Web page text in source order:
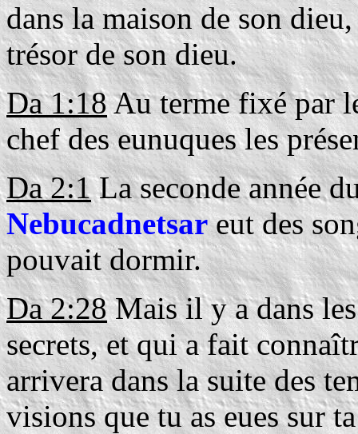
dans la maison de son
trésor de son dieu.
Da 1:18Au terme fixé par
chef des eunuques les
Da 2:1La seconde année
Nebucadnetsareut des
pouvait dormir.
Da 2:28Mais il y a dans
secrets, et qui a fait
arrivera dans la suite des
visions que tu as eues sur